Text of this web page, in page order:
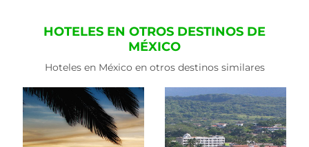
HOTELES EN OTROS DESTINOS DE
MÉXICO
Hoteles en México en otros destinos similares